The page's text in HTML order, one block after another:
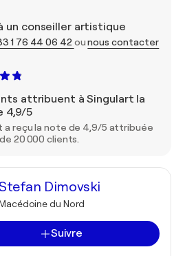
un conseiller artistique
1 76 44 06 42 ounous contacter
attribuent à Singulart la
4,9/5
a reçu la note de 4,9/5 attribuée
20 000 clients.
Dimovski
du Nord
Suivre